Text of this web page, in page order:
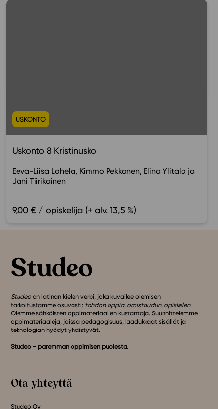
USKONTO
Uskonto 8 Kristinusko
Eeva-Liisa Lohela Kimmo Pekkanen Elina Ylitalo
Jani Tiirikainen
9,00 € / opiskelija (+ alv. 13,5 %)
Studeo on latinan kielen verbi, joka kuvailee olemisen
tarkoitustamme osuvasti: tahdon oppia, omistaudun, opiskelen.
Olemme sähköisten oppimateriaalien kustantaja. Suunnittelemme
oppimateriaaleja, joissa pedagogisuus, laadukkaat sisällöt ja
teknologian hyödyt yhdistyvät.
Studeo – paremman oppimisen puolesta.
Ota yhteyttä
Studeo Oy